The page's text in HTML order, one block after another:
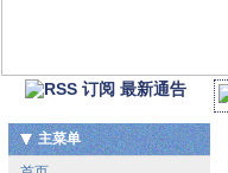
最新通告
主菜单